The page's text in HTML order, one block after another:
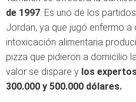
de 1997. Es uno de los
Jordan, ya que jugó enfermo
intoxicación alimentaria
pizza que pidieron a domicilio
valor se dispare y los
300.000 y 500.000 dólares.